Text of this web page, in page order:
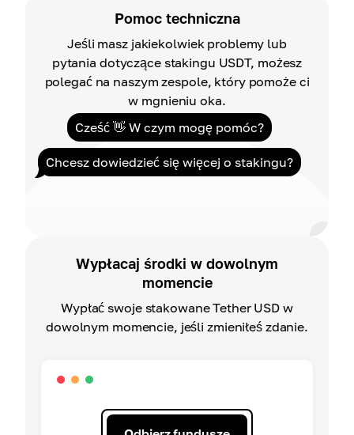
Cześć 👋 W czym mogę pomóc?
Chcesz dowiedzieć się więcej o stakingu?
Pomoc techniczna
Jeśli masz jakiekolwiek problemy lub
pytania dotyczące stakingu USDT, możesz
polegać na naszym zespole, który pomoże ci
w mgnieniu oka.
Wypłacaj środki w dowolnym
momencie
Wypłać swoje stakowane Tether USD w
dowolnym momencie, jeśli zmieniłeś zdanie.